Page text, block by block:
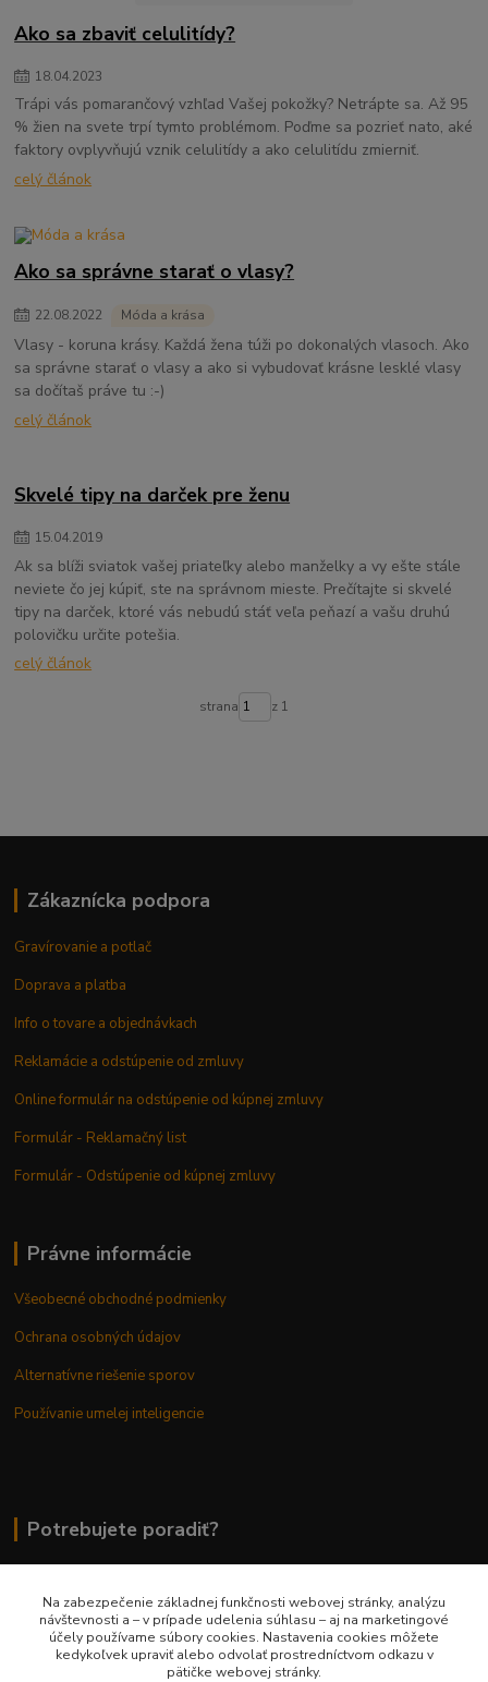
Ako sa zbaviť celulitídy?
18.04.2023
Trápi vás pomarančový vzhľad Vašej pokožky? Netrápte sa. Až 95
% žien na svete trpí tymto problémom. Poďme sa pozrieť nato, aké
faktory ovplyvňujú vznik celulitídy a ako celulitídu zmierniť.
celý článok
Ako sa správne starať o vlasy?
22.08.2022 Móda a krása
Vlasy - koruna krásy. Každá žena túži po dokonalých vlasoch. Ako
sa správne starať o vlasy a ako si vybudovať krásne lesklé vlasy
sa dočítaš práve tu :-)
celý článok
Skvelé tipy na darček pre ženu
15.04.2019
Ak sa blíži sviatok vašej priateľky alebo manželky a vy ešte stále
neviete čo jej kúpiť, ste na správnom mieste. Prečítajte si skvelé
tipy na darček, ktoré vás nebudú stáť veľa peňazí a vašu druhú
polovičku určite potešia.
celý článok
strana z 1
Zákaznícka podpora
Gravírovanie a potlač
Doprava a platba
Info o tovare a objednávkach
Reklamácie a odstúpenie od zmluvy
Online formulár na odstúpenie od kúpnej zmluvy
Formulár - Reklamačný list
Formulár - Odstúpenie od kúpnej zmluvy
Právne informácie
Všeobecné obchodné podmienky
Ochrana osobných údajov
Alternatívne riešenie sporov
Používanie umelej inteligencie
Potrebujete poradiť?
0948 236 042
info@margaretkashop.sk
Na zabezpečenie základnej funkčnosti webovej stránky, analýzu
návštevnosti a – v prípade udelenia súhlasu – aj na marketingové
účely používame súbory cookies. Nastavenia cookies môžete
kedykoľvek upraviť alebo odvolať prostredníctvom odkazu v
pätičke webovej stránky.